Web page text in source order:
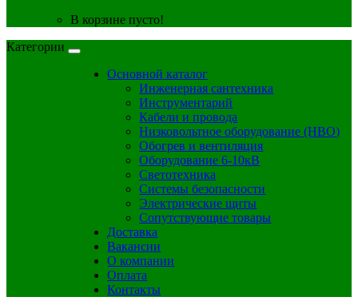
В корзине пусто!
Категории
Основной каталог
Инженерная сантехника
Инструментарий
Кабели и провода
Низковольтное оборудование (НВО)
Обогрев и вентиляция
Оборудование 6-10кВ
Светотехника
Системы безопасности
Электрические щиты
Сопутствующие товары
Доставка
Вакансии
О компании
Оплата
Контакты